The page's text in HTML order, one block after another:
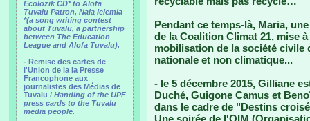
Ecolozik CD* to Alofa
Tuvalu Patron, Nala Ielemia
*(a song writing contest
about Tuvalu, a partnership
between The Education
League and Alofa Tuvalu).
- Remise des cartes de
l'Union de la la Presse
Francophone aux
journalistes des Médias de
Tuvalu / Handing of the UPF
press cards to the Tuvalu
media people.
Pendant ce temps-là, Maria,
de la Coalition Climat 21, mise
mobilisation de la société
nationale et non climatique...
- le 5 décembre 2015, Gilliane
Duché, Guigone Camus et
dans le cadre de "Destins
Une soirée de l'OIM